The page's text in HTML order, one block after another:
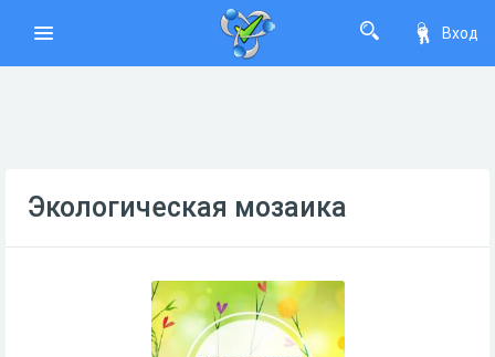
Вход
Экологическая мозаика